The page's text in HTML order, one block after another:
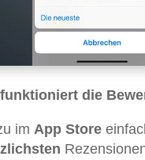
die
im App Store